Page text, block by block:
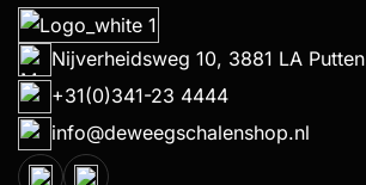
Nijverheidsweg 10, 3881 LA Putten
+31(0)341-23 4444
info@deweegschalenshop.nl